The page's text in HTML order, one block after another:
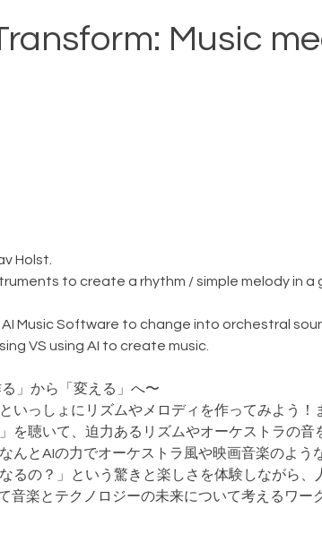
Music
Holst.
to create a rhythm / simple melody in a
Music Software to change into orchestral
VS using AI to create music.
」から「変える」へ〜
いっしょにリズムやメロディを作ってみよう！
を聴いて、迫力あるリズムやオーケストラの音
んとAIの力でオーケストラ風や映画音楽のよう
るの？」という驚きと楽しさを体験しながら、
音楽とテクノロジーの未来について考えるワー